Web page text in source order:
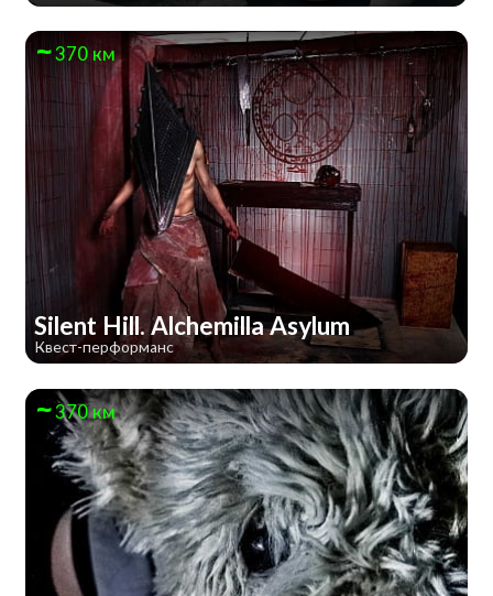
370 км
Silent Hill. Alchemilla Asylum
Квест-перформанс
370 км